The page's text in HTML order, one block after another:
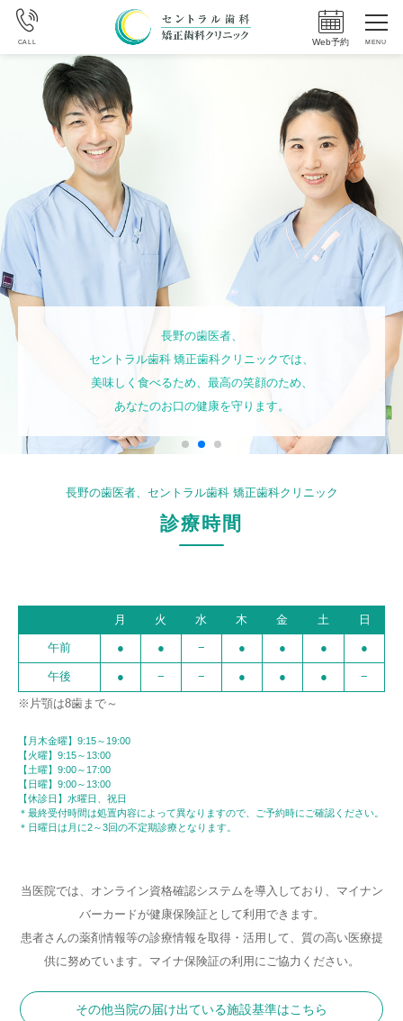
長野の歯医者、
セントラル歯科 矯正歯科クリニックでは、
美味しく食べるため、最高の笑顔のため、
あなたのお口の健康を守ります。
長野の歯医者、
セントラル歯科 矯正歯科クリニックでは、
美味しく食べるため、最高の笑顔のため、
あなたのお口の健康を守ります。
長野の歯医者、
セントラル歯科 矯正歯科クリニックでは、
美味しく食べるため、最高の笑顔のため、
あなたのお口の健康を守ります。
長野の歯医者、
セントラル歯科 矯正歯科クリニックでは、
美味しく食べるため、最高の笑顔のため、
あなたのお口の健康を守ります。
CALL Web予約 MENU
長野の歯医者、セントラル歯科 矯正歯科クリニック
診療時間
月 火 水 木 金 土 日
午前 ● ● − ● ● ● ●
午後 ● − − ● ● ●
−
※片顎は8歯まで～
【月木金曜】9:15～19:00
【火曜】9:15～13:00
【土曜】9:00～17:00
【日曜】9:00～13:00
【休診日】水曜日、祝日
＊最終受付時間は処置内容によって異なりますので、ご予約時にご確認ください。
＊日曜日は月に2～3回の不定期診療となります。
当医院では、オンライン資格確認システムを導入しており、マイナン
バーカードが健康保険証として利用できます。
患者さんの薬剤情報等の診療情報を取得・活用して、質の高い医療提
供に努めています。マイナ保険証の利用にご協力ください。
その他当院の届け出ている施設基準はこちら